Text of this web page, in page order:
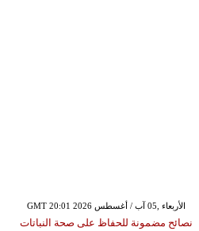
GMT 20:01 2026 الأربعاء ,05 آب / أغسطس
نصائح مضمونة للحفاظ على صحة النباتات